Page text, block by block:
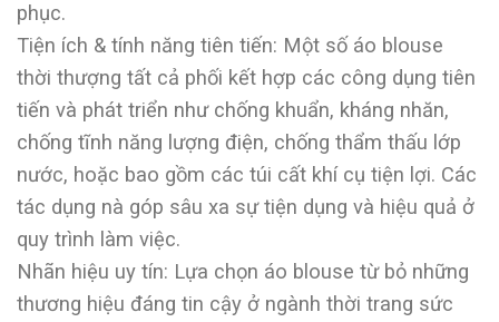
phục.
Tiện ích & tính năng tiên tiến: Một số áo blouse
thời thượng tất cả phối kết hợp các công dụng tiên
tiến và phát triển như chống khuẩn, kháng nhăn,
chống tĩnh năng lượng điện, chống thẩm thấu lớp
nước, hoặc bao gồm các túi cất khí cụ tiện lợi. Các
tác dụng nà góp sâu xa sự tiện dụng và hiệu quả ở
quy trình làm việc.
Nhãn hiệu uy tín: Lựa chọn áo blouse từ bỏ những
thương hiệu đáng tin cậy ở ngành thời trang sức